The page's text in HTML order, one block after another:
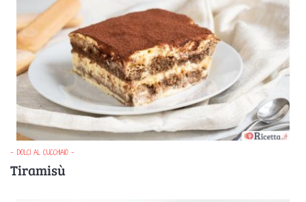
- DOLCI AL CUCCHIAIO -
Tiramisù